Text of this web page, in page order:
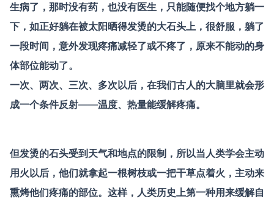
生病了，那时没有药，也没有医生，只能随便找个地方躺一
下，如正好躺在被太阳晒得发烫的大石头上，很舒服，躺了
一段时间，意外发现疼痛减轻了或不疼了，原来不能动的身
体部位能动了。
一次、两次、三次、多次以后，在我们古人的大脑里就会形
成一个条件反射——温度、热量能缓解疼痛。
但发烫的石头受到天气和地点的限制，所以当人类学会主动
用火以后，他们就拿起一根树枝或一把干草点着火，主动来
熏烤他们疼痛的部位。这样，人类历史上第一种用来缓解自